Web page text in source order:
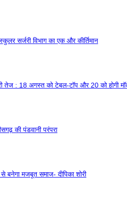
सर्जरी विभाग का एक और कीर्तिमान
तेज : 18 अगस्त को टेबल-टॉप और 20 को होगी
की पंडवानी परंपरा
मजबूत समाज- दीपिका शोरी